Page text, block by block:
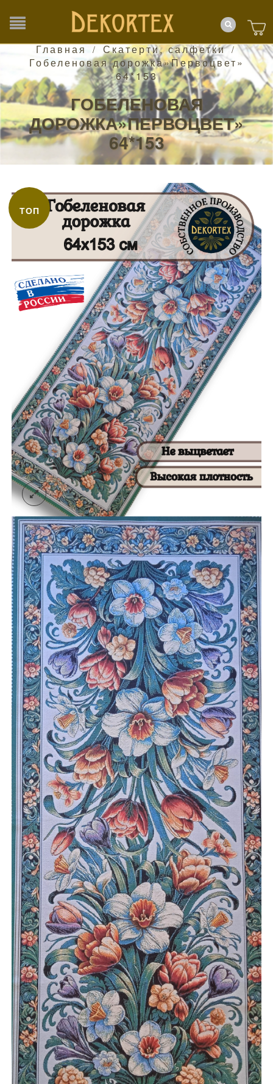
Главная / Скатерти, салфетки /
Гобеленовая дорожка»Первоцвет»
64*153
ГОБЕЛЕНОВАЯ
ДОРОЖКА»ПЕРВОЦВЕТ»
64*153
ТОП